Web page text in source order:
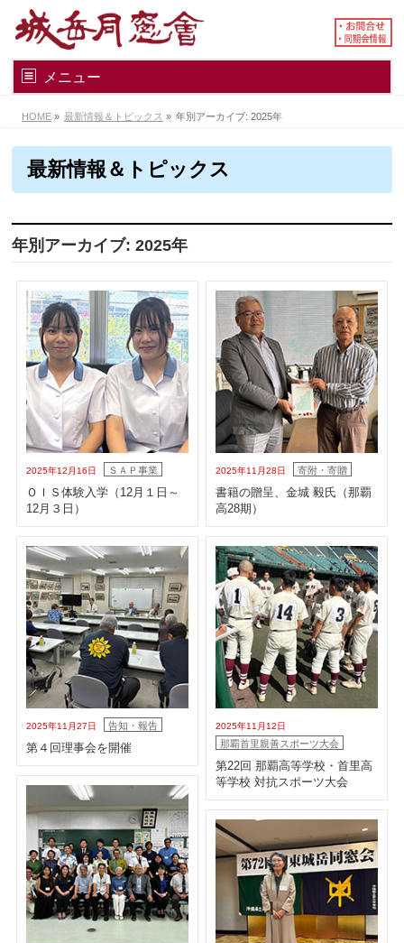
メニュー
HOME » 最新情報＆トピックス » 年別アーカイブ: 2025年
最新情報＆トピックス
年別アーカイブ: 2025年
2025年12月16日 ＳＡＰ事業
ＯＩＳ体験入学（12月１日～
12月３日）
2025年11月28日 寄附・寄贈
書籍の贈呈、金城 毅氏（那覇
高28期）
2025年11月27日 告知・報告
第４回理事会を開催
2025年11月12日
那覇首里親善スポーツ大会
第22回 那覇高等学校・首里高
等学校 対抗スポーツ大会